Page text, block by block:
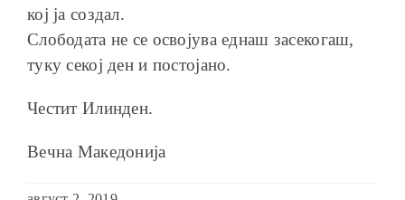
кој ја создал.
Слободата не се освојува еднаш засекогаш,
туку секој ден и постојано.
Честит Илинден.
Вечна Македонија